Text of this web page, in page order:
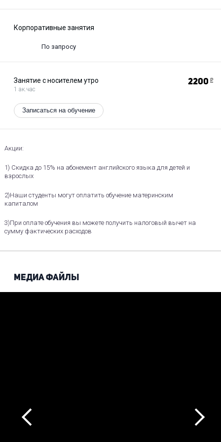
Корпоративные занятия
По запросу
Занятие с носителем утро
1 ак.час
2200 Р
Записаться на обучение
Акции:
1) Скидка до 15% на абонемент английского языка для детей и
взрослых
2)Наши студенты могут оплатить обучение материнским
капиталом
3)При оплате обучения вы можете получить налоговый вычет на
сумму фактических расходов
МЕДИА ФАЙЛЫ
Previous Next